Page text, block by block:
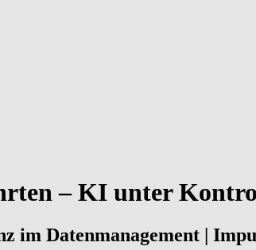
– KI unter
im Datenmanagement |